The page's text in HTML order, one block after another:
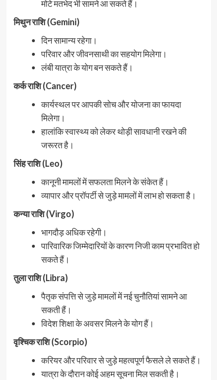
मोटे मतभेद भी सामने आ सकते हैं।
मिथुन राशि (Gemini)
दिन सामान्य रहेगा।
परिवार और जीवनसाथी का सहयोग मिलेगा।
लंबी यात्रा के योग बन सकते हैं।
कर्क राशि (Cancer)
कार्यस्थल पर आपकी सोच और योजना का फायदा
मिलेगा।
हालांकि स्वास्थ्य को लेकर थोड़ी सावधानी रखने की
जरूरत है।
सिंह राशि (Leo)
कानूनी मामलों में सफलता मिलने के संकेत हैं।
व्यापार और प्रॉपर्टी से जुड़े मामलों में लाभ हो सकता है।
कन्या राशि (Virgo)
भागदौड़ अधिक रहेगी।
पारिवारिक जिम्मेदारियों के कारण निजी काम प्रभावित हो
सकते हैं।
तुला राशि (Libra)
पैतृक संपत्ति से जुड़े मामलों में नई चुनौतियां सामने आ
सकती हैं।
विदेश शिक्षा के अवसर मिलने के योग हैं।
वृश्चिक राशि (Scorpio)
करियर और परिवार से जुड़े महत्वपूर्ण फैसले ले सकते हैं।
यात्रा के दौरान कोई अहम सूचना मिल सकती है।